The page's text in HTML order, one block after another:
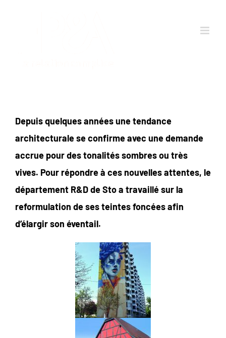
Depuis quelques années une tendance
architecturale se confirme avec une demande
accrue pour des tonalités sombres ou très
vives. Pour répondre à ces nouvelles attentes, le
département R&D de Sto a travaillé sur la
reformulation de ses teintes foncées afin
d’élargir son éventail.